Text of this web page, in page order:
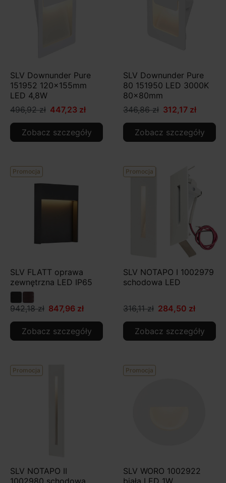
SLV Downunder Pure
151952 120x155mm
LED 4,8W
496,92 zł 447,23 zł
Zobacz szczegóły
SLV Downunder Pure
80 151950 LED 3000K
80x80mm
346,86 zł 312,17 zł
Zobacz szczegóły
Promocja
SLV FLATT oprawa
zewnętrzna LED IP65
942,18 zł 847,96 zł
Zobacz szczegóły
Promocja
SLV NOTAPO I 1002979
schodowa LED
316,11 zł 284,50 zł
Zobacz szczegóły
Promocja
SLV NOTAPO II
1002980 schodowa
Promocja
SLV WORO 1002922
biała LED 1W